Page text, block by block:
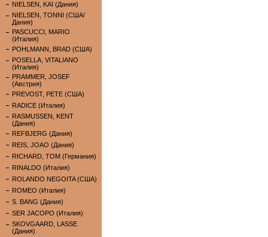
NIELSEN, KAI (Дания)
NIELSEN, TONNI (США/
Дания)
PASCUCCI, MARIO
(Италия)
POHLMANN, BRAD (США)
POSELLA, VITALIANO
(Италия)
PRAMMER, JOSEF
(Австрия)
PREVOST, PETE (США)
RADICE (Италия)
RASMUSSEN, KENT
(Дания)
REFBJERG (Дания)
REIS, JOAO (Дания)
RICHARD, TOM (Германия)
RINALDO (Италия)
ROLANDO NEGOITA (США)
ROMEO (Италия)
S. BANG (Дания)
SER JACOPO (Италия)
SKOVGAARD, LASSE
(Дания)